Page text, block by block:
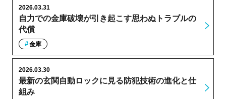
自力での金庫破壊が引き起こす思わぬトラブルの
代償
2026.03.31
金庫
最新の玄関自動ロックに見る防犯技術の進化と仕
組み
2026.03.30